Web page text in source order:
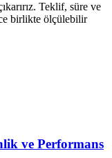
Teklif, süre ve
birlikte ölçülebilir
ve Performans